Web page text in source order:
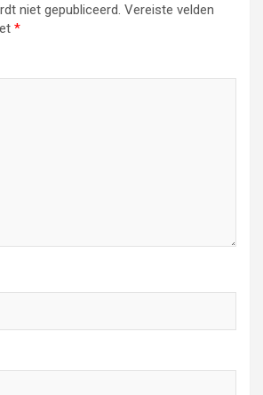
niet gepubliceerd. Vereiste velden
*